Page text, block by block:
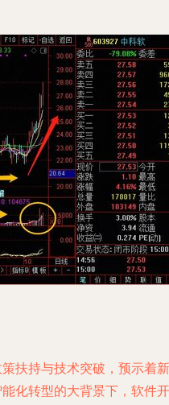
扶持与技术突破，预示着新
化转型的大背景下，软件开